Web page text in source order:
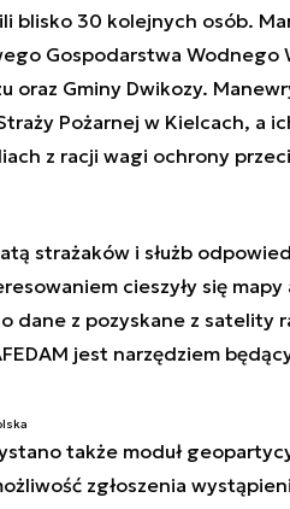
blisko 30 kolejnych osób.
Gospodarstwa Wodnego
oraz Gminy Dwikozy.
Pożarnej w Kielcach, a
z racji wagi ochrony
strażaków i służb
cieszyły się
dane z pozyskane z satelity
jest narzędziem
także moduł
zgłoszenia